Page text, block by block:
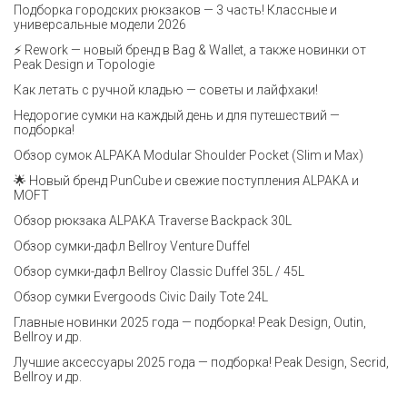
Подборка городских рюкзаков — 3 часть! Классные и
универсальные модели 2026
⚡️ Rework — новый бренд в Bag & Wallet, а также новинки от
Peak Design и Topologie
Как летать с ручной кладью — советы и лайфхаки!
Недорогие сумки на каждый день и для путешествий —
подборка!
Обзор сумок ALPAKA Modular Shoulder Pocket (Slim и Max)
🌟 Новый бренд PunCube и свежие поступления ALPAKA и
MOFT
Обзор рюкзака ALPAKA Traverse Backpack 30L
Обзор сумки-дафл Bellroy Venture Duffel
Обзор сумки-дафл Bellroy Classic Duffel 35L / 45L
Обзор сумки Evergoods Civic Daily Tote 24L
Главные новинки 2025 года — подборка! Peak Design, Outin,
Bellroy и др.
Лучшие аксессуары 2025 года — подборка! Peak Design, Secrid,
Bellroy и др.